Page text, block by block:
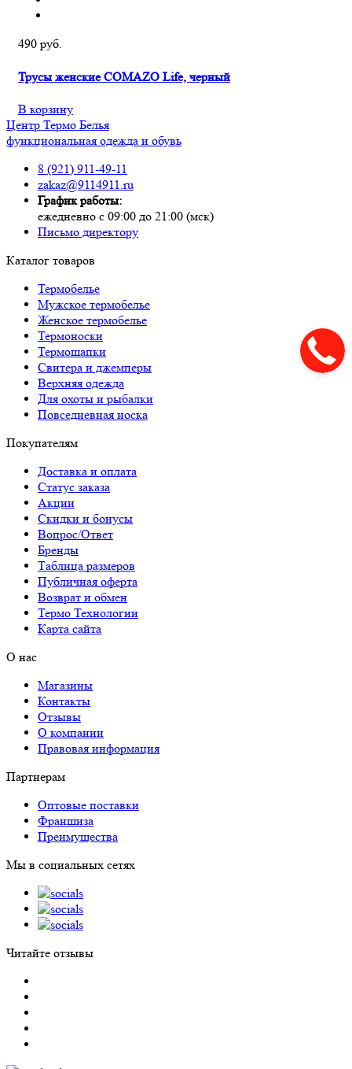
490 руб.
Трусы женcкие COMAZO Life, черный
В корзину
Центр Термо Белья
функциональная одежда и обувь
8 (921) 911-49-11
zakaz@9114911.ru
График работы:
ежедневно с 09:00 до 21:00 (мск)
Письмо директору
Каталог товаров
Термобелье
Мужское термобелье
Женское термобелье
Термоноски
Термошапки
Свитера и джемперы
Верхняя одежда
Для охоты и рыбалки
Повседневная носка
Покупателям
Доставка и оплата
Статус заказа
Акции
Скидки и бонусы
Вопрос/Ответ
Бренды
Таблица размеров
Публичная оферта
Возврат и обмен
Термо Технологии
Карта сайта
О нас
Магазины
Контакты
Отзывы
О компании
Правовая информация
Партнерам
Оптовые поставки
Франшиза
Преимущества
Мы в социальных сетях
Читайте отзывы